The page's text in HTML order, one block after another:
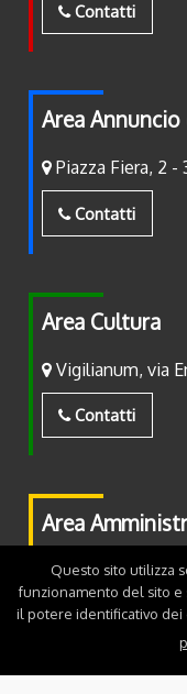
Contatti
Area
Piazza Fiera, 2 -
Contatti
Area Cultura
Vigilianum, via
Contatti
Area
Piazza Fiera, 2 -
Contatti
Questo sito utilizza
funzionamento del sito e
il potere identificativo dei